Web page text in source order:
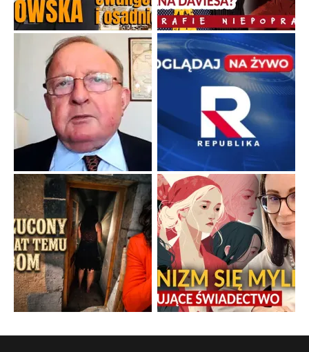
Duchowa apteczka bez teologicznych podróbek
Instrukcja obsługi łaski z ominięciem duchowych skrótów.
Popularne